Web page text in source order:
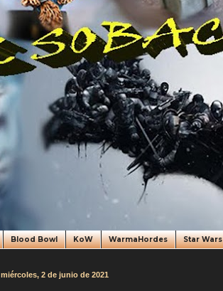
Blood Bowl KoW WarmaHordes Star Wars
miércoles, 2 de junio de 2021